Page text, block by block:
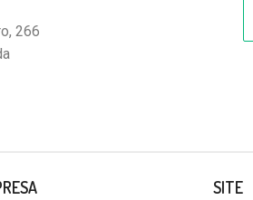
266
SITE